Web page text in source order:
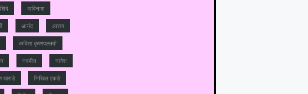
अविनाश
आनंद आशय
कविता कृष्णपल्लवी
नवमीत नागेश
खराडे निखिल एकडे